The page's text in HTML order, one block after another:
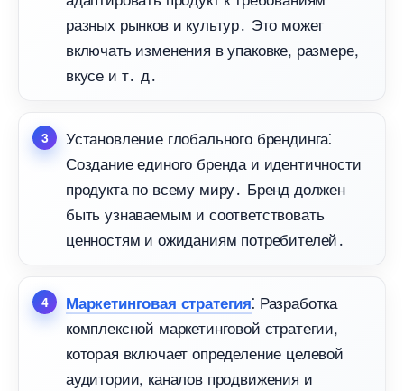
разных рынков и культур․ Это может
ключать изменения в упаковке, размере,
кусе и т․ д․
Установление глобального брендинга⁚
Создание единого бренда и идентичности
продукта по всему миру․ Бренд должен
ыть узнаваемым и соответствовать
ценностям и ожиданиям потребителей․
Маркетинговая стратегия⁚ Разработка
комплексной маркетинговой стратегии,
которая включает определение целевой
аудитории, каналов продвижения и